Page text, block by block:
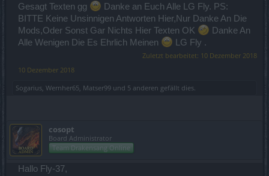
Gesagt Texten gg
Danke an Euch Alle LG Fly. PS:
BITTE Keine Unsinnigen Antworten Hier,Nur Danke An Die
Mods,Oder Sonst Gar Nichts Hier Texten OK
Danke An
Alle Wenigen Die Es Ehrlich Meinen
LG Fly .
Zuletzt bearbeitet: 10 Dezember 2018
10 Dezember 2018
Sogarius, Wernher65, Matser99 und 5 anderen gefällt dies.
cosopt
Board Administrator
Team Drakensang Online
Hallo Fly-37,